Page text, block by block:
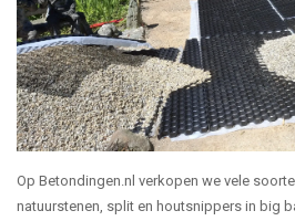
Op Betondingen.nl verkopen we vele
natuurstenen, split en houtsnippers in big